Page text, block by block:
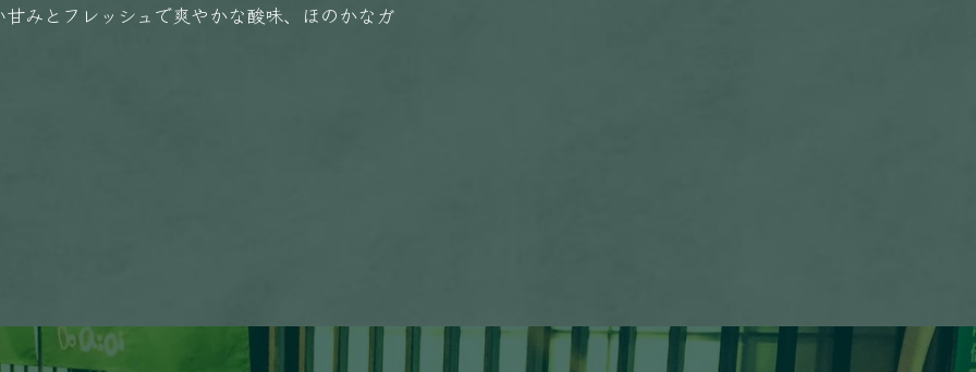
みとフレッシュで爽やかな酸味、ほのかなガ